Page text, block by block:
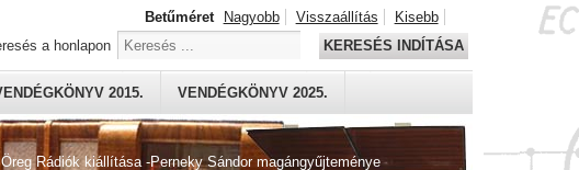
Öreg Rádiók kiállítása -Perneky Sándor magángyűjteménye
2015. VENDÉGKÖNYV 2025.
Betűméret Nagyobb Visszaállítás
Kisebb
a honlapon
KERESÉS INDÍTÁSA